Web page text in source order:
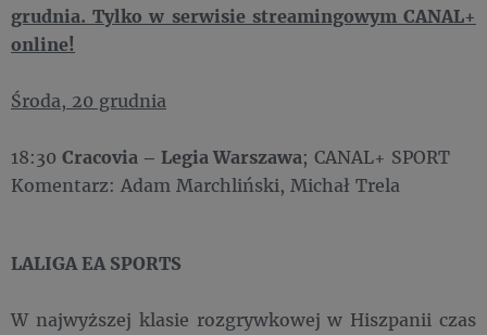
grudnia. Tylko w serwisie streamingowym CANAL+
online!
Środa, 20 grudnia
18:30 Cracovia – Legia Warszawa; CANAL+ SPORT
Komentarz: Adam Marchliński, Michał Trela
LALIGA EA SPORTS
W najwyższej klasie rozgrywkowej w Hiszpanii czas